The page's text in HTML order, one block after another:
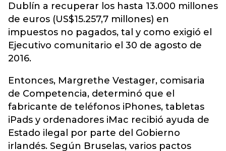
Dublín a recuperar los hasta 13.000 millones
de euros (US$15.257,7 millones) en
impuestos no pagados, tal y como exigió el
Ejecutivo comunitario el 30 de agosto de
2016.
Entonces, Margrethe Vestager, comisaria
de Competencia, determinó que el
fabricante de teléfonos iPhones, tabletas
iPads y ordenadores iMac recibió ayuda de
Estado ilegal por parte del Gobierno
irlandés. Según Bruselas, varios pactos